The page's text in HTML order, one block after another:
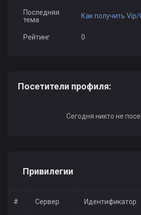
Последняя
тема
Как получить
Рейтинг 0
Посетители профиля:
Сегодня никто не
Привилегии
# Сервер Идентификатор